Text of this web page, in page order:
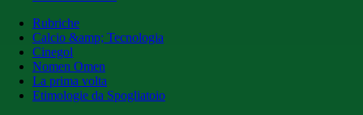
Rubriche
Calcio &amp; Tecnologia
Cinegol
Nomen Omen
La prima volta
Etimologie da Spogliatoio